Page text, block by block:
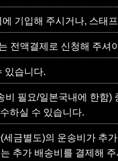
기입해 주시거나, 스태
전액결제로 신청해 주셔
있습니다.
필요/일본국내에 한함)
하실 수 있습니다.
금별도)의 운송비가 추
추가 배송비를 결제해